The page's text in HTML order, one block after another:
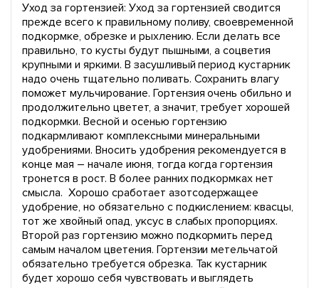
Уход за гортензией: Уход за гортензией сводится
прежде всего к правильному поливу, своевременной
подкормке, обрезке и рыхлению. Если делать все
правильно, то кусты будут пышными, а соцветия
крупными и яркими. В засушливый период кустарник
надо очень тщательно поливать. Сохранить влагу
поможет мульчирование. Гортензия очень обильно и
продолжительно цветет, а значит, требует хорошей
подкормки. Весной и осенью гортензию
подкармливают комплексными минеральными
удобрениями. Вносить удобрения рекомендуется в
конце мая – начале июня, тогда когда гортензия
тронется в рост. В более ранних подкормках нет
смысла. Хорошо сработает азотсодержащее
удобрение, но обязательно с подкислением: квасцы,
тот же хвойный опад, уксус в слабых пропорциях.
Второй раз гортензию можно подкормить перед
самым началом цветения. Гортензии метельчатой
обязательно требуется обрезка. Так кустарник
будет хорошо себя чувствовать и выглядеть